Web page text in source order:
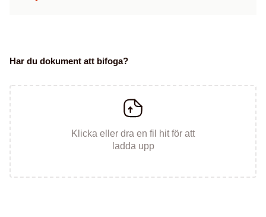
Har du dokument att bifoga?
Klicka eller dra en fil hit för att
ladda upp